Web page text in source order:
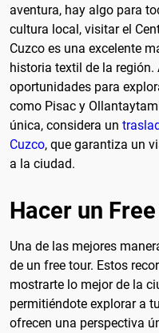
aventura, hay algo para
cultura local, visitar el
Cuzco es una excelente
historia textil de la
oportunidades para
como Pisac y
única, considera un
Cuzco, que garantiza un
a la ciudad.
Hacer un
Una de las mejores
de un free tour. Estos
mostrarte lo mejor de la
permitiéndote explorar a
ofrecen una perspectiva